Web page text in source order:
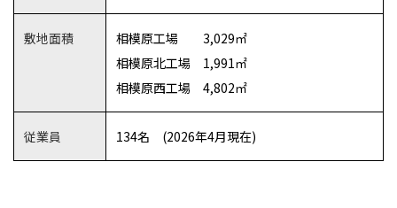
敷地面積
相模原工場 3,029㎡
相模原北工場 1,991㎡
相模原西工場 4,802㎡
従業員 134名 (2026年4月現在)